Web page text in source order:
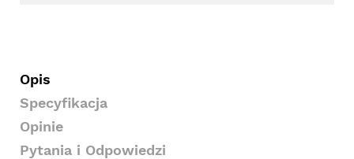
Opis
Specyfikacja
Opinie
Pytania i Odpowiedzi